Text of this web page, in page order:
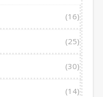
(16)
(25)
(30)
(14)